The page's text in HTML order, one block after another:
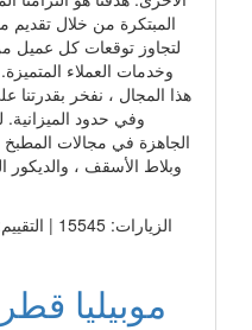
المبتكرة من خلال تقديم
لتجاوز توقعات كل عميل
هذا المجال ، نفخر بقدرتنا
وفي حدود الميزانية.
الجاهزة في مجالات المطبخ
وبلاط الأسقف ، والديكور
الزيارات: 15545 | التقييم: 0 | المقيّمين: 0 | المدينة
Mobilia Qatar-موبيليا قطر